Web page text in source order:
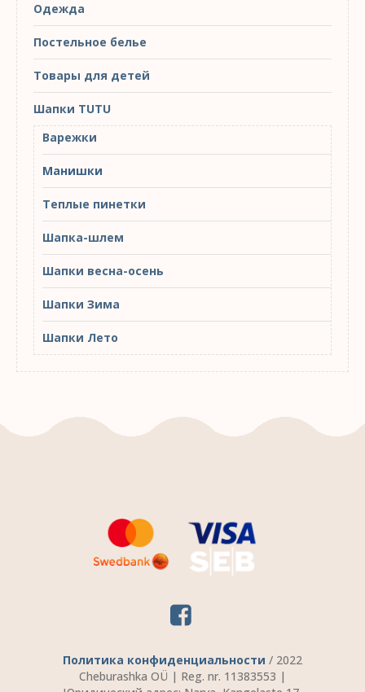
Одежда
Постельное белье
Товары для детей
Шапки TUTU
Варежки
Манишки
Теплые пинетки
Шапка-шлем
Шапки весна-осень
Шапки Зима
Шапки Лето
Политика конфиденциальности / 2022
Cheburashka OÜ | Reg. nr. 11383553 |